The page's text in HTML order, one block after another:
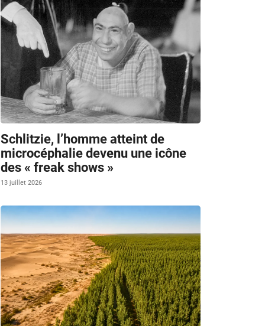
Schlitzie, l’homme atteint de
microcéphalie devenu une icône
des « freak shows »
13 juillet 2026